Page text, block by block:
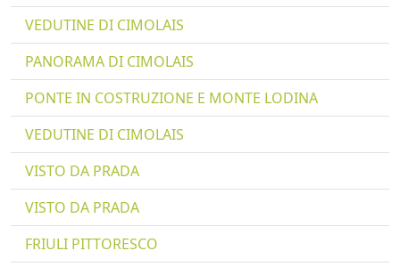
VEDUTINE DI CIMOLAIS
PANORAMA DI CIMOLAIS
PONTE IN COSTRUZIONE E MONTE LODINA
VEDUTINE DI CIMOLAIS
VISTO DA PRADA
VISTO DA PRADA
FRIULI PITTORESCO